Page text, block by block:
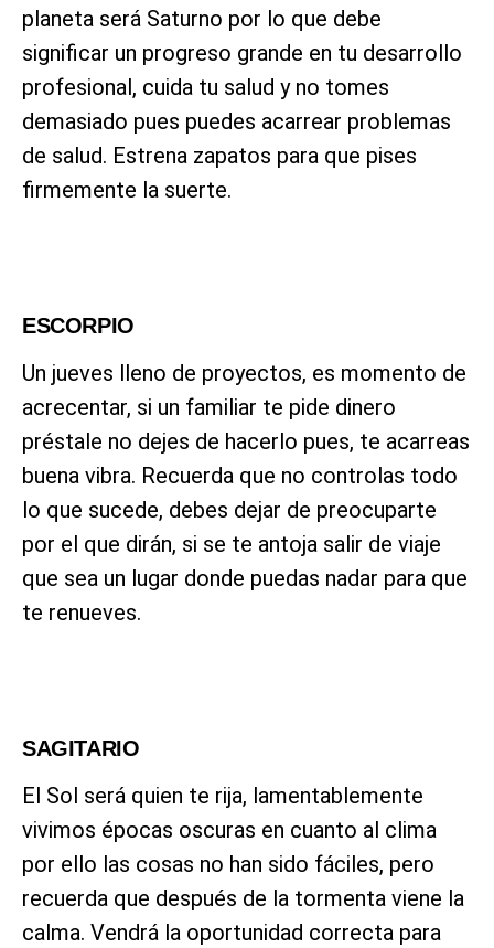
planeta será Saturno por lo que debe
significar un progreso grande en tu desarrollo
profesional, cuida tu salud y no tomes
demasiado pues puedes acarrear problemas
de salud. Estrena zapatos para que pises
firmemente la suerte.
ESCORPIO
Un jueves lleno de proyectos, es momento de
acrecentar, si un familiar te pide dinero
préstale no dejes de hacerlo pues, te acarreas
buena vibra. Recuerda que no controlas todo
lo que sucede, debes dejar de preocuparte
por el que dirán, si se te antoja salir de viaje
que sea un lugar donde puedas nadar para que
te renueves.
SAGITARIO
El Sol será quien te rija, lamentablemente
vivimos épocas oscuras en cuanto al clima
por ello las cosas no han sido fáciles, pero
recuerda que después de la tormenta viene la
calma. Vendrá la oportunidad correcta para